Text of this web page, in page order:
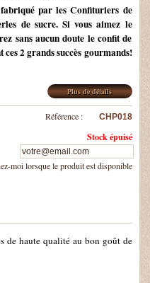
par les Confituriers de
de sucre. Si vous aimez le
sans aucun doute le confit de
2 grands succès gourmands!
Plus de détails
Référence : CHP018
Stock épuisé
moi lorsque le produit est disponible
de haute qualité au bon goût de